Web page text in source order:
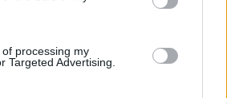
processing my
Targeted Advertising.